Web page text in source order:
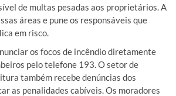
de multas pesadas aos proprietários. A
áreas e pune os responsáveis que
em risco.
os focos de incêndio diretamente
pelo telefone 193. O setor de
também recebe denúncias dos
as penalidades cabíveis. Os moradores